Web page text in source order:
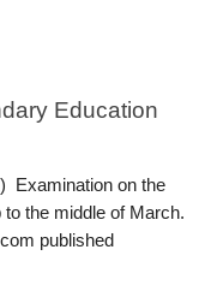
Education
Examination on the
the middle of March.
published